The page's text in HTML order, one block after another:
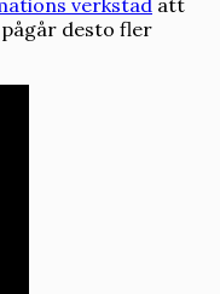
desto fler